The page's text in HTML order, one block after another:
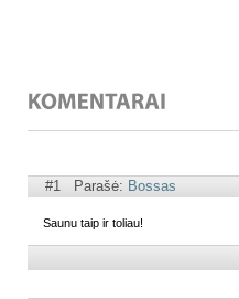
#1 Parašė: Bossas
Saunu taip ir toliau!